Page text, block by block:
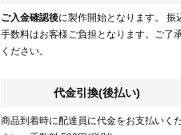
ご入金確認後に製作開始となります。 振
手数料はお客様ご負担となります。ご了
ください。
代金引換(後払い)
商品到着時に配達員に代金をお支払いく